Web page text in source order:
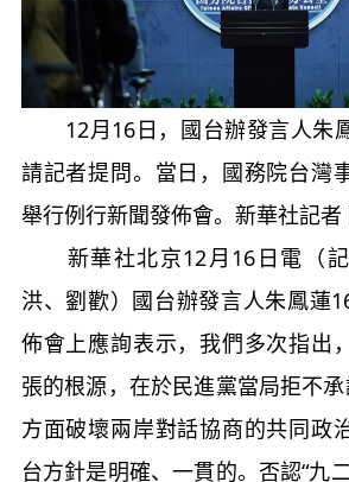
12月16日，國台辦發言人朱
請記者提問。當日，國務院台灣
舉行例行新聞發佈會。新華社記者
新華社北京12月16日電（記
洪、劉歡）國台辦發言人朱鳳蓮
佈會上應詢表示，我們多次指出
張的根源，在於民進黨當局拒不承
方面破壞兩岸對話協商的共同政
台方針是明確、一貫的。否認“九